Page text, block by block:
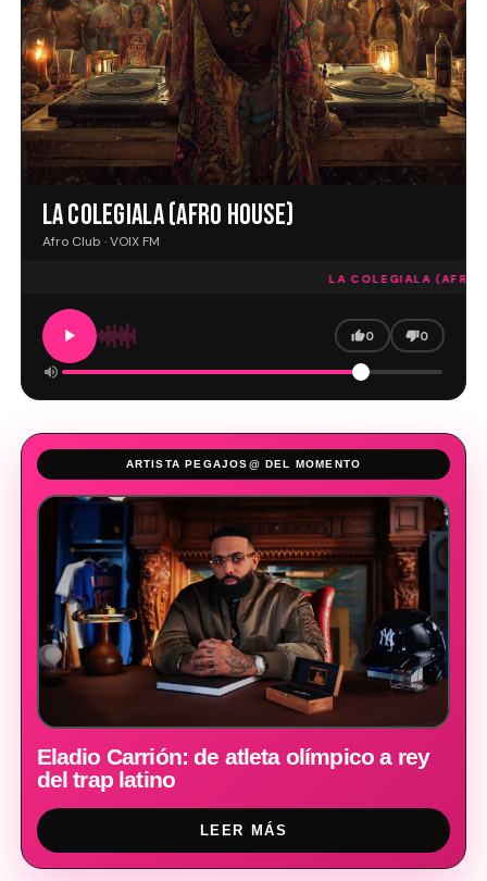
LA COLEGIALA (AFRO HOUSE)
Afro Club · VOIX FM
LA COLEGIALA (AFRO
0 0
ARTISTA PEGAJOS@ DEL MOMENTO
Eladio Carrión: de atleta olímpico a rey
del trap latino
LEER MÁS